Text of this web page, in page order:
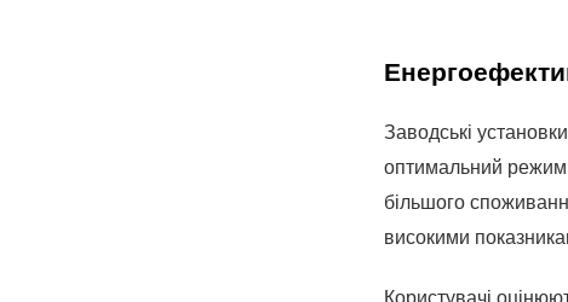
Заводські
оптимальний режим
більшого
високими